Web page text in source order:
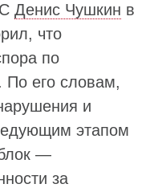
Денис Чушкин в
что
по
По его словам,
и
этапом
—
за